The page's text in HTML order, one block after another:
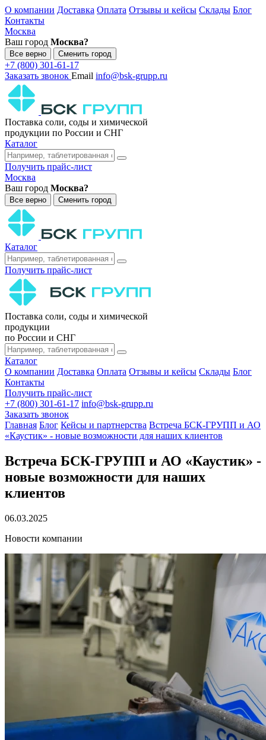
О компании Доставка Оплата Отзывы и кейсы Склады Блог
Контакты
Москва
Ваш город Москва?
Все верно Сменить город
+7 (800) 301-61-17
Заказать звонок Email info@bsk-grupp.ru
Поставка соли, соды и химической
продукции по России и СНГ
Каталог
Получить прайс-лист
Москва
Ваш город Москва?
Все верно Сменить город
Каталог
Получить прайс-лист
Поставка соли, соды и химической
продукции
по России и СНГ
Каталог
О компании Доставка Оплата Отзывы и кейсы Склады Блог
Контакты
Получить прайс-лист
+7 (800) 301-61-17 info@bsk-grupp.ru
Заказать звонок
Главная Блог Кейсы и партнерства Встреча БСК-ГРУПП и АО
«Каустик» - новые возможности для наших клиентов
Встреча БСК-ГРУПП и АО «Каустик» -
новые возможности для наших
клиентов
06.03.2025
Новости компании